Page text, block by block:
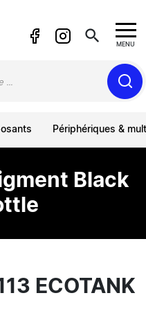
search MENU
Périphériques &
Black
ECOTANK